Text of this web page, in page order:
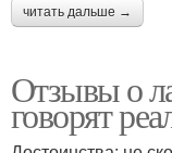
читать дальше →
Отзывы о
говорят